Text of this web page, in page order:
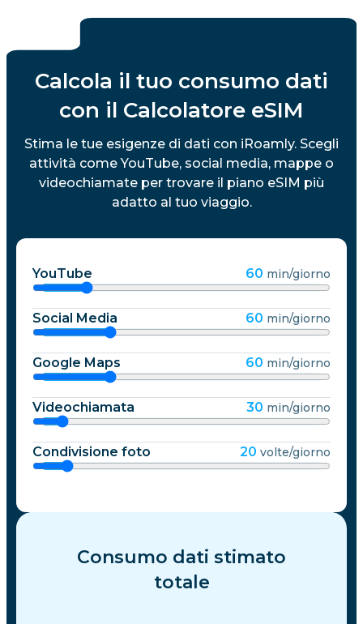
Isole Faroe
Figi
Finlandia
Georgia
Germania
Ghana
Gibraltar
Grecia
Calcola il tuo consumo dati
con il Calcolatore eSIM
Stima le tue esigenze di dati con iRoamly. Scegli
attività come YouTube, social media, mappe o
videochiamate per trovare il piano eSIM più
adatto al tuo viaggio.
YouTube 60 min/giorno
Social Media 60 min/giorno
Google Maps 60 min/giorno
Videochiamata 30 min/giorno
Condivisione foto 20 volte/giorno
Consumo dati stimato
totale